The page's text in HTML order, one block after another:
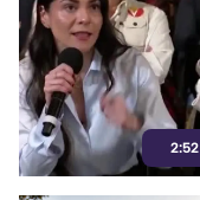
2:52